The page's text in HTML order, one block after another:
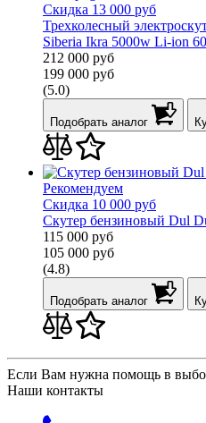
Скидка 13 000 руб
Трехколесный
Siberia Ikra 5000w Li-ion
212 000 руб
199 000 руб
(5.0)
Подобрать аналог
Рекомендуем
Скидка 10 000 руб
Скутер бензиновый Dul
115 000 руб
105 000 руб
(4.8)
Подобрать аналог
Если Вам нужна помощь в
Наши контакты